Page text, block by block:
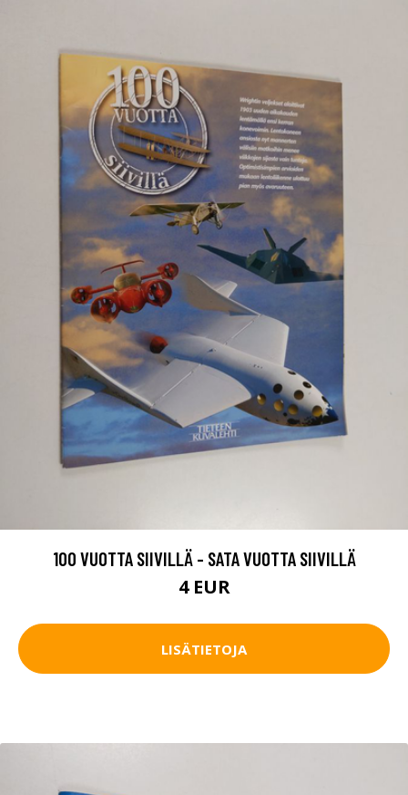
100 VUOTTA SIIVILLÄ - SATA VUOTTA SIIVILLÄ
4 EUR
LISÄTIETOJA